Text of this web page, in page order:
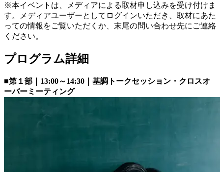
※本イベントは、メディアによる取材申し込みを受け付けま
す。メディアユーザーとしてログインいただき、取材にあた
っての情報をご覧いただくか、末尾の問い合わせ先にご連絡
ください。
プログラム詳細
■第１部｜13:00～14:30｜基調トークセッション・クロスオ
ーバーミーティング